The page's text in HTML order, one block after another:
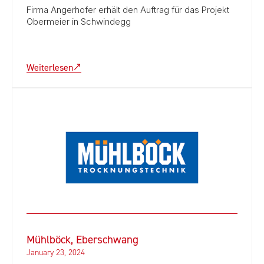
Firma Angerhofer erhält den Auftrag für das Projekt
Obermeier in Schwindegg
Weiterlesen
Mühlböck, Eberschwang
January 23, 2024